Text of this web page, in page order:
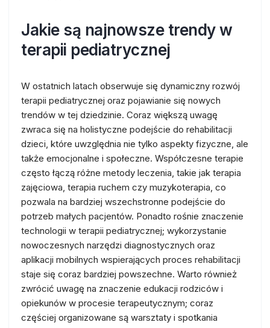
Jakie są najnowsze trendy w
terapii pediatrycznej
W ostatnich latach obserwuje się dynamiczny rozwój
terapii pediatrycznej oraz pojawianie się nowych
trendów w tej dziedzinie. Coraz większą uwagę
zwraca się na holistyczne podejście do rehabilitacji
dzieci, które uwzględnia nie tylko aspekty fizyczne, ale
także emocjonalne i społeczne. Współczesne terapie
często łączą różne metody leczenia, takie jak terapia
zajęciowa, terapia ruchem czy muzykoterapia, co
pozwala na bardziej wszechstronne podejście do
potrzeb małych pacjentów. Ponadto rośnie znaczenie
technologii w terapii pediatrycznej; wykorzystanie
nowoczesnych narzędzi diagnostycznych oraz
aplikacji mobilnych wspierających proces rehabilitacji
staje się coraz bardziej powszechne. Warto również
zwrócić uwagę na znaczenie edukacji rodziców i
opiekunów w procesie terapeutycznym; coraz
częściej organizowane są warsztaty i spotkania